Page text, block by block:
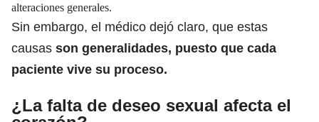
alteraciones generales.
Sin embargo, el médico dejó claro, que estas
causas son generalidades, puesto que cada
paciente vive su proceso.
¿La falta de deseo sexual afecta el